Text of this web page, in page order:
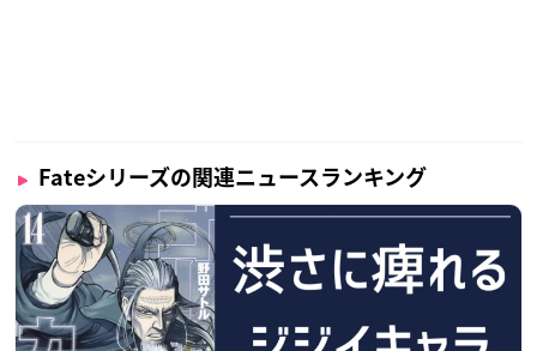
オリオン：神奈延年
アルトリア･ペンドラゴン：川澄綾子
ガウェイン：水島大宙
シュヴァリエ･デオン：斎藤千和
カーミラ：田中敦子
イシュタル：植田佳奈
女王メイヴ：佐倉綾音
Fateシリーズの関連ニュースランキング